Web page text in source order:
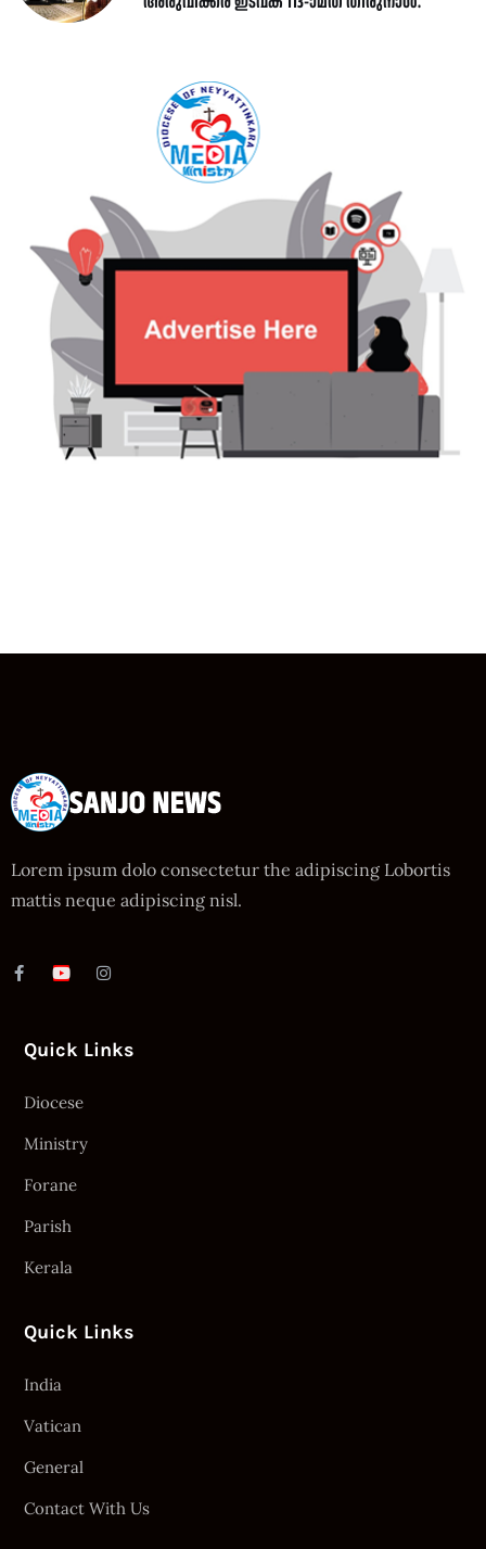
Lorem ipsum dolo consectetur the adipiscing Lobortis
mattis neque adipiscing nisl.
Quick Links
Diocese
Ministry
Forane
Parish
Kerala
Quick Links
India
Vatican
General
Contact With Us